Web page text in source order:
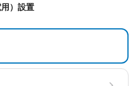
）設置